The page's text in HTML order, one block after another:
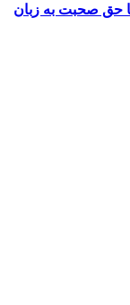
حق صحبت به زبان